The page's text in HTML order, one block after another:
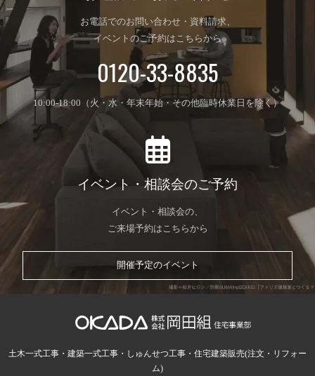
お電話でのお問い合わせ・資料請求、
イベントのご予約はこちらから
0120-33-8835
10:00-18:00（火・水・年末年始・その他臨時休業日を除く）
イベント・相談会のご予約
イベント・相談会の、
ご来場予約はこちらから
開催予定のイベント
土木一式工事・建築一式工事・しゅんせつ工事・住宅建築販売(注文・リフォー
ム)